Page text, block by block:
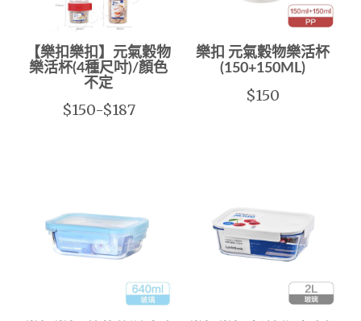
【樂扣樂扣】元氣穀物
樂活杯(4種尺吋)/顏色
不定
$150-$187
樂扣 元氣穀物樂活杯
(150+150ML)
$150